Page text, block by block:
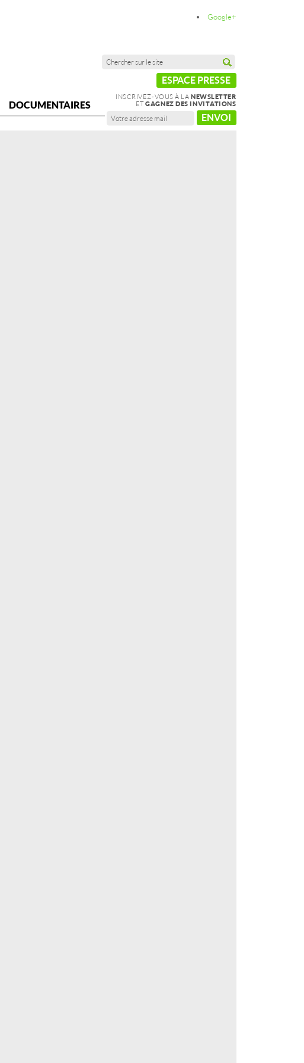
Google+
ESPACE PRESSE
INSCRIVEZ-VOUS À LA NEWSLETTER
ETGAGNEZ DES INVITATIONS
ENVOI
DOCUMENTAIRES